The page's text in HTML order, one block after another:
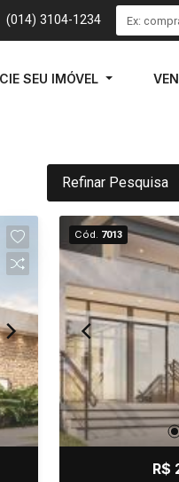
(014) 3104-1234
SEU IMÓVEL
Refinar Pesquisa
Cód. 7013
R$